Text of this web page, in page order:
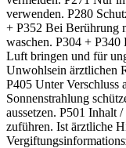
verwenden. P280
+ P352 Bei Berührung
waschen. P304 + P340
Luft bringen und für
Unwohlsein ärztlichen
P405 Unter Verschluss
Sonnenstrahlung
aussetzen. P501 Inhalt
zuführen. Ist ärztliche